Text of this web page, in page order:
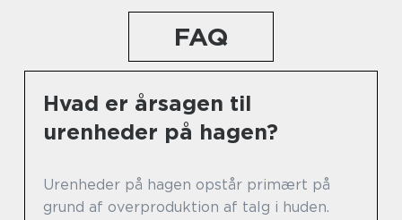
FAQ
Hvad er årsagen til
urenheder på hagen?
Urenheder på hagen opstår primært på
grund af overproduktion af talg i huden.